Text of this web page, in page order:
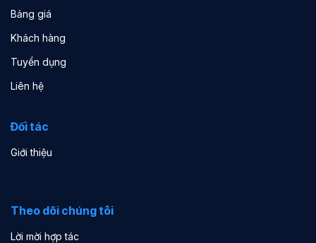
Bảng giá
Khách hàng
Tuyển dụng
Liên hệ
Đối tác
Giới thiệu
Theo dõi chúng tôi
Lời mời hợp tác